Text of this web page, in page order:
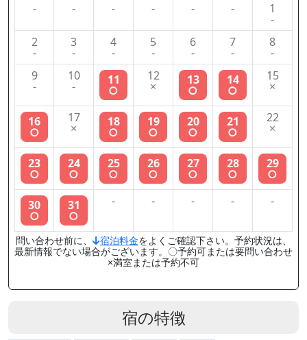
-
- - - - - 1
-
2
-
3
-
4
-
5
-
6
-
7
-
8
-
9
-
10
- 11
○
12
× 13
○
14
○
15
×
16
○
17
× 18
○
19
○
20
○
21
○
22
×
23
○
24
○
25
○
26
○
27
○
28
○
29
○
30
○
31
○
- - - - -
問い合わせ前に、 宿泊料金をよくご確認下さい。予約状況は、
最新情報でない場合がございます。〇予約可または要問い合わせ
×満室または予約不可
宿の特徴